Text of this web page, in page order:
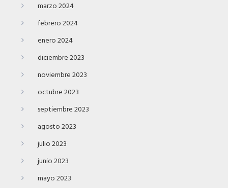
marzo 2024
febrero 2024
enero 2024
diciembre 2023
noviembre 2023
octubre 2023
septiembre 2023
agosto 2023
julio 2023
junio 2023
mayo 2023